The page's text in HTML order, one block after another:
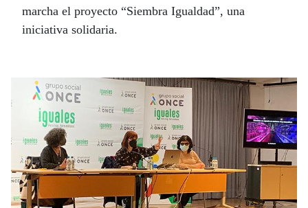
marcha el proyecto “Siembra Igualdad”, una
iniciativa solidaria.